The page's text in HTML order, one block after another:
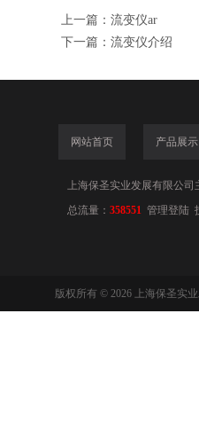
上一篇： 流变仪ar
下一篇： 流变仪介绍
网站首页 产品展示
上海保圣实业发展有限公司
总流量： 358551 管理登陆
版权所有 © 2026 上海保圣实